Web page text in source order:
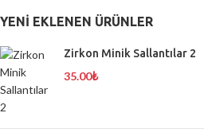
YENI EKLENEN ÜRÜNLER
Zirkon Minik Sallantılar 2
35.00₺